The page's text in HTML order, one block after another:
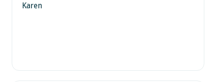
Karen